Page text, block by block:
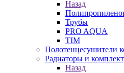
Назад
Трубы
PRO AQUA
TIM
Полотенцесушители
Радиаторы и
Назад